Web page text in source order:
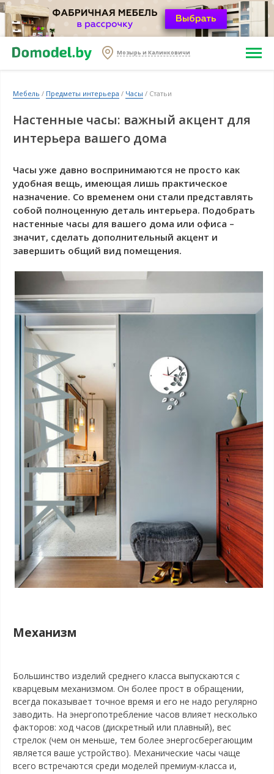
Мозырь и Калинковичи
Мебель / Предметы интерьера / Часы / Статьи
Настенные часы: важный акцент для
интерьера вашего дома
Часы уже давно воспринимаются не просто как
удобная вещь, имеющая лишь практическое
назначение. Со временем они стали представлять
собой полноценную деталь интерьера. Подобрать
настенные часы для вашего дома или офиса –
значит, сделать дополнительный акцент и
завершить общий вид помещения.
Механизм
Большинство изделий среднего класса выпускаются с
кварцевым механизмом. Он более прост в обращении,
всегда показывает точное время и его не надо регулярно
заводить. На энергопотребление часов влияет несколько
факторов: ход часов (дискретный или плавный), вес
стрелок (чем он меньше, тем более энергосберегающим
является ваше устройство). Механические часы чаще
всего встречаются среди моделей премиум-класса и,